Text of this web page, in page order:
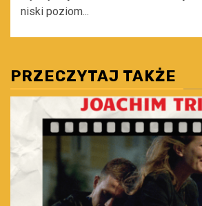
niski poziom...
PRZECZYTAJ TAKŻE